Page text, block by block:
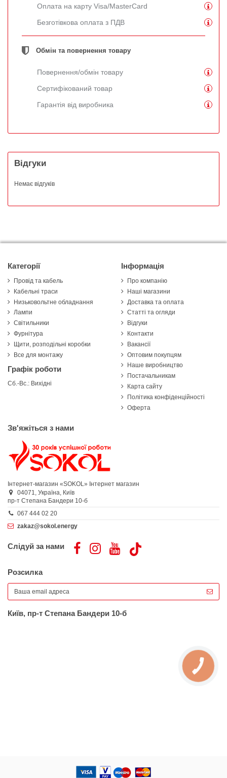
Оплата на карту Visa/MasterCard
Безготівкова оплата з ПДВ
Обмін та повернення товару
Повернення/обмін товару
Сертифікований товар
Гарантія від виробника
Відгуки
Немає відгуків
Категорії
Провід та кабель
Кабельні траси
Низьковольтне обладнання
Лампи
Світильники
Фурнітура
Щити, розподільні коробки
Все для монтажу
Графік роботи
Сб.-Вс.: Вихідні
Інформація
Про компанію
Наші магазини
Доставка та оплата
Статті та огляди
Відгуки
Контакти
Вакансії
Оптовим покупцям
Наше виробництво
Постачальникам
Карта сайту
Політика конфіденційності
Оферта
Зв'яжіться з нами
Інтернет-магазин «SOKOL» Інтернет магазин
04071, Україна, Київ
пр-т Степана Бандери 10-б
067 444 02 20
zakaz@sokol.energy
Слідуй за нами
Розсилка
Київ, пр-т Степана Бандери 10-б
КНОПКА
ЗВ'ЯЗКУ